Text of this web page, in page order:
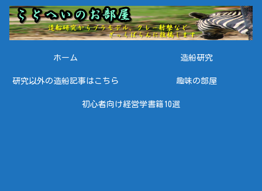
ホーム 造船研究
研究以外の造船記事はこちら 趣味の部屋
初心者向け経営学書籍10選